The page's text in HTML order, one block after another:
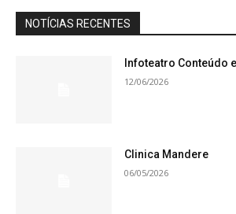
NOTÍCIAS RECENTES
Infoteatro Conteúdo
12/06/2026
Clinica Mandere
06/05/2026